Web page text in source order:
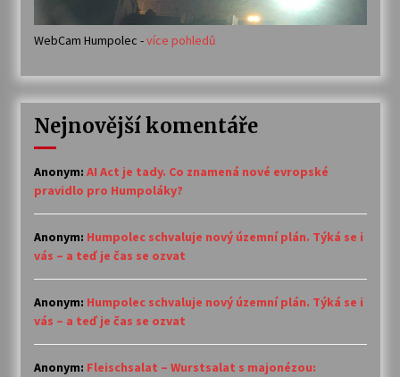
WebCam Humpolec -více pohledů
Nejnovější komentáře
Anonym: AI Act je tady. Co znamená nové evropské
pravidlo pro Humpoláky?
Anonym: Humpolec schvaluje nový územní plán. Týká se i
vás – a teď je čas se ozvat
Anonym: Humpolec schvaluje nový územní plán. Týká se i
vás – a teď je čas se ozvat
Anonym: Fleischsalat – Wurstsalat s majonézou: